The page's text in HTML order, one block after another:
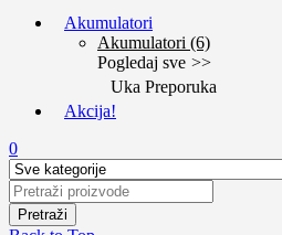
Akumulatori
Akumulatori (6)
Pogledaj sve
Uka Preporuka
Akcija!
0